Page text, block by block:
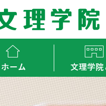
会社概要
文理学院